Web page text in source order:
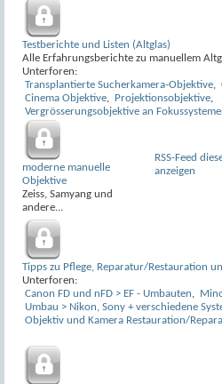
Testberichte und Listen (Altglas)
Alle Erfahrungsberichte zu manuellem
Unterforen:
Transplantierte Sucherkamera-Objektive,
Cinema Objektive, Projektionsobjektive,
Vergrösserungsobjektive an
moderne manuelle
Objektive
Zeiss, Samyang und
andere...
RSS-Feed
anzeigen
Tipps zu Pflege, Reparatur/Restauration
Unterforen:
Canon FD und nFD > EF - Umbauten,
Umbau > Nikon, Sony + verschiedene
Objektiv und Kamera Restauration/